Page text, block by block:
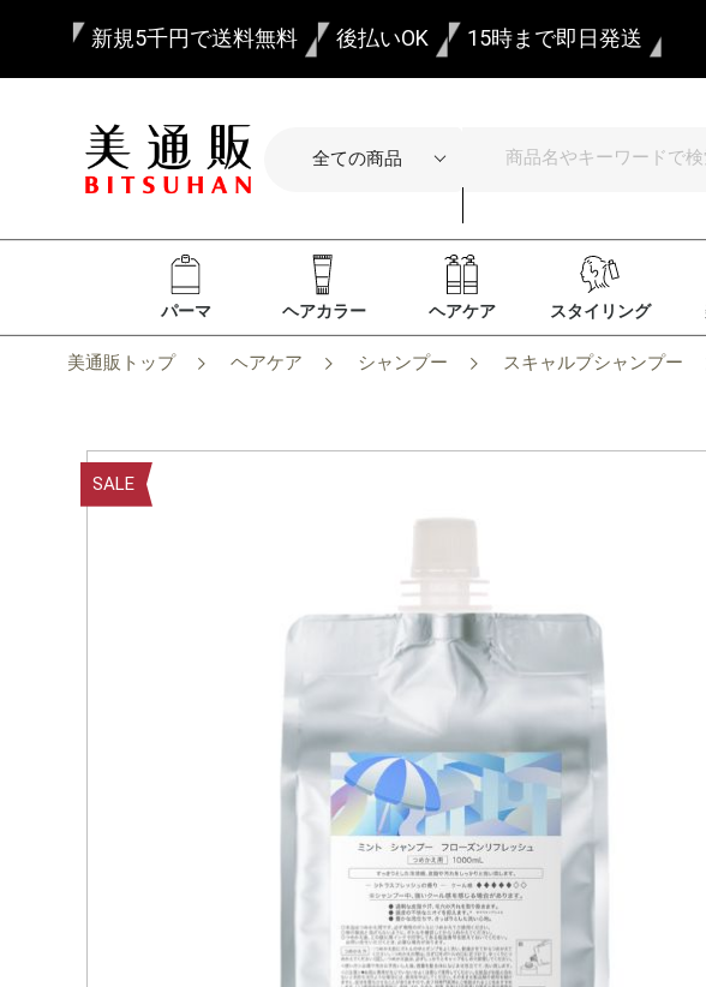
新規5千円で送料無料 後払いOK 15時まで即日発送
パーマ ヘアカラー ヘアケア スタイリング
美通販トップ ヘアケア シャンプー スキャルプシャンプー
SALE